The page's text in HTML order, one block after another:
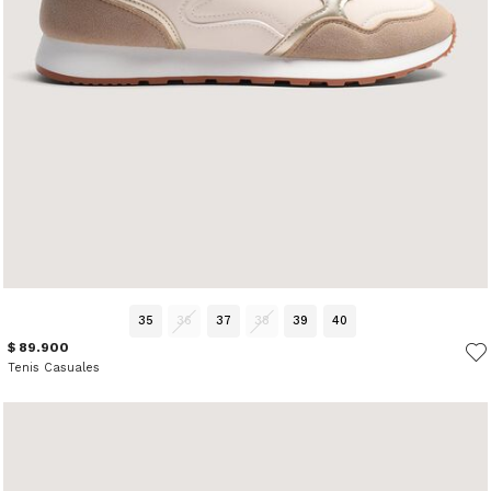
35 36 37 38 39 40
$ 89.900
Tenis Casuales